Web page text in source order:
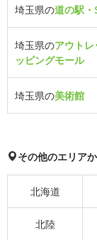
埼玉県の道の駅・
埼玉県のアウトレ
ッピングモール
埼玉県の美術館
その他のエリア
北海道
北陸